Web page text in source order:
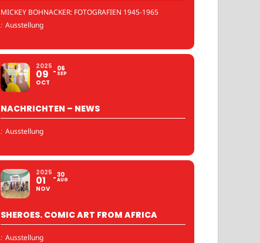
MICKEY BOHNACKER: FOTOGRAFIEN 1945-1965
: Ausstellung
2025
09
OCT
06
SEP
NACHRICHTEN – NEWS
: Ausstellung
2025
01
NOV
30
AUG
SHEROES. COMIC ART FROM AFRICA
: Ausstellung